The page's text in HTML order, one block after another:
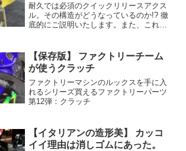
耐久では必須のクイックリリースアクス
ル。その構造がどうなっているのか!? 徹
底的にご説明いたします。また、これほ
【保存版】 ファクトリーチーム
が使うクラッチ
ファクトリーマシンのルックスを手に入
れるシリーズ買えるファクトリーパーツ
第12弾：クラッチ
【イタリアンの造形美】 カッコ
イイ理由は消しゴムにあった。